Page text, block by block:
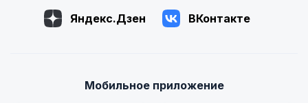
Яндекс.Дзен ВКонтакте
Мобильное приложение